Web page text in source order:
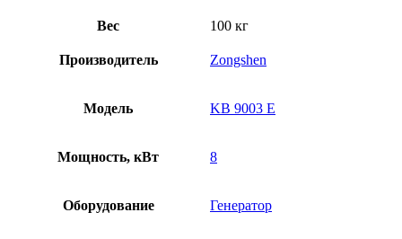
Вес 100 кг
Производитель Zongshen
Модель KB 9003 E
Мощность, кВт 8
Оборудование Генератор